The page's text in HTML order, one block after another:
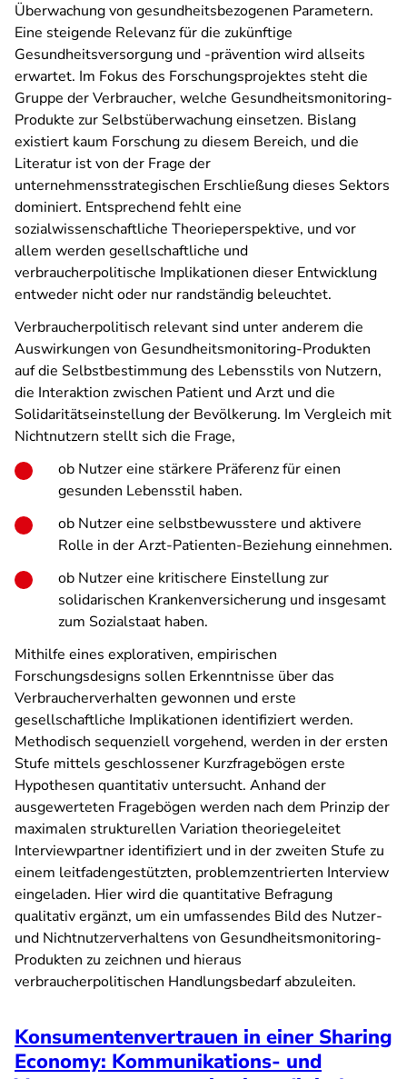
Überwachung von gesundheitsbezogenen Parametern.
Eine steigende Relevanz für die zukünftige
Gesundheitsversorgung und -prävention wird allseits
erwartet. Im Fokus des Forschungsprojektes steht die
Gruppe der Verbraucher, welche Gesundheitsmonitoring-
Produkte zur Selbstüberwachung einsetzen. Bislang
existiert kaum Forschung zu diesem Bereich, und die
Literatur ist von der Frage der
unternehmensstrategischen Erschließung dieses Sektors
dominiert. Entsprechend fehlt eine
sozialwissenschaftliche Theorieperspektive, und vor
allem werden gesellschaftliche und
verbraucherpolitische Implikationen dieser Entwicklung
entweder nicht oder nur randständig beleuchtet.
Verbraucherpolitisch relevant sind unter anderem die
Auswirkungen von Gesundheitsmonitoring-Produkten
auf die Selbstbestimmung des Lebensstils von Nutzern,
die Interaktion zwischen Patient und Arzt und die
Solidaritätseinstellung der Bevölkerung. Im Vergleich mit
Nichtnutzern stellt sich die Frage,
ob Nutzer eine stärkere Präferenz für einen
gesunden Lebensstil haben.
ob Nutzer eine selbstbewusstere und aktivere
Rolle in der Arzt-Patienten-Beziehung einnehmen.
ob Nutzer eine kritischere Einstellung zur
solidarischen Krankenversicherung und insgesamt
zum Sozialstaat haben.
Mithilfe eines explorativen, empirischen
Forschungsdesigns sollen Erkenntnisse über das
Verbraucherverhalten gewonnen und erste
gesellschaftliche Implikationen identifiziert werden.
Methodisch sequenziell vorgehend, werden in der ersten
Stufe mittels geschlossener Kurzfragebögen erste
Hypothesen quantitativ untersucht. Anhand der
ausgewerteten Fragebögen werden nach dem Prinzip der
maximalen strukturellen Variation theoriegeleitet
Interviewpartner identifiziert und in der zweiten Stufe zu
einem leitfadengestützten, problemzentrierten Interview
eingeladen. Hier wird die quantitative Befragung
qualitativ ergänzt, um ein umfassendes Bild des Nutzer-
und Nichtnutzerverhaltens von Gesundheitsmonitoring-
Produkten zu zeichnen und hieraus
verbraucherpolitischen Handlungsbedarf abzuleiten.
Konsumentenvertrauen in einer Sharing
Economy: Kommunikations- und